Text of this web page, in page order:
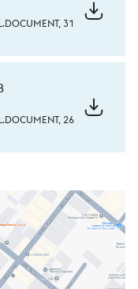
31
26